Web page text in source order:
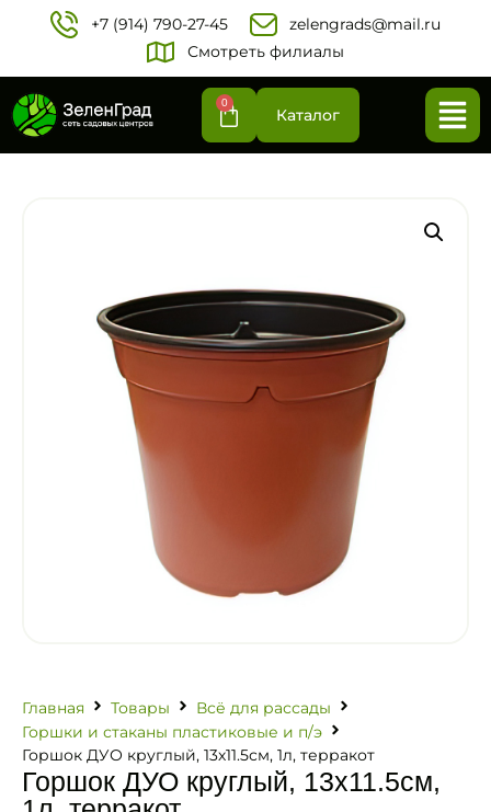
+7 (914) 790-27-45‬
zelengrads@mail.ru
Смотреть филиалы
0
Каталог
Главная Товары
Всё для рассады
Горшки и стаканы пластиковые и п/э
Горшок ДУО круглый, 13х11.5см, 1л, терракот
Горшок ДУО круглый, 13х11.5см,